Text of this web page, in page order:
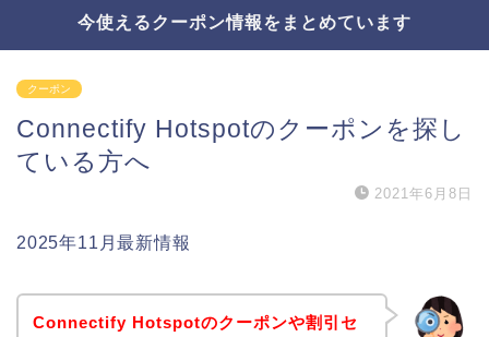
今使えるクーポン情報をまとめています
クーポン
Connectify Hotspotのクーポンを探し
ている方へ
2021年6月8日
2025年11月最新情報
Connectify Hotspotのクーポンや割引セ